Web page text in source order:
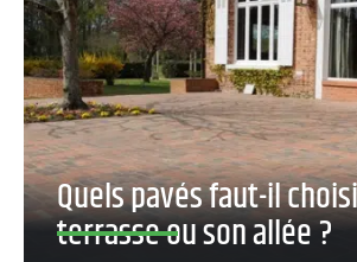
Quels pavés faut-il
terrasse ou son allée ?